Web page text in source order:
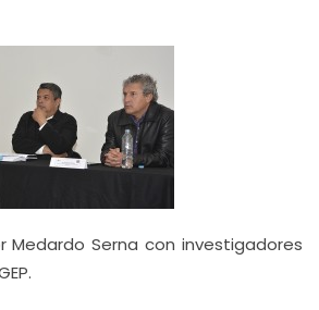
Medardo Serna con investigadores